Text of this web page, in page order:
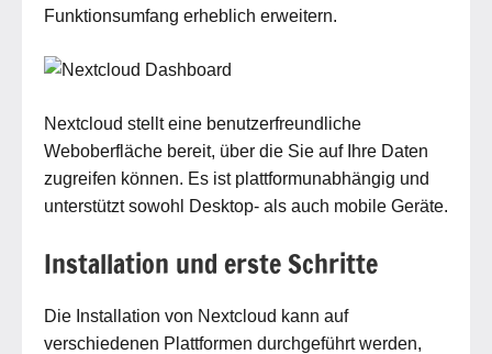
Funktionsumfang erheblich erweitern.
Nextcloud stellt eine benutzerfreundliche
Weboberfläche bereit, über die Sie auf Ihre Daten
zugreifen können. Es ist plattformunabhängig und
unterstützt sowohl Desktop- als auch mobile Geräte.
Installation und erste Schritte
Die Installation von Nextcloud kann auf
verschiedenen Plattformen durchgeführt werden,